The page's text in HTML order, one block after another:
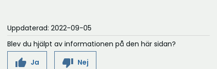
Uppdaterad: 2022-09-05
Blev du hjälpt av informationen på den här sidan?
thumb_up Ja thumb_down Nej